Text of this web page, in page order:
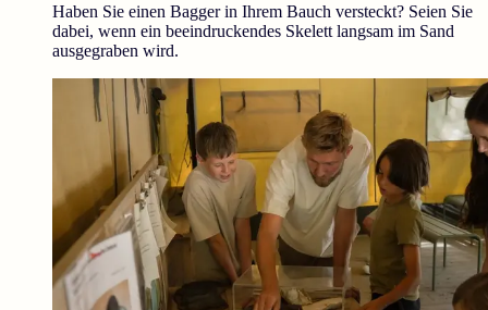
Haben Sie einen Bagger in Ihrem Bauch versteckt? Seien Sie
dabei, wenn ein beeindruckendes Skelett langsam im Sand
ausgegraben wird.